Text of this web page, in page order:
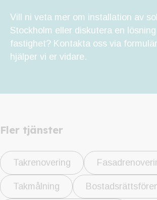
Vill ni veta mer om installation av
Stockholm eller diskutera en
fastighet? Kontakta oss via
hjälper vi er vidare.
Fler tjänster
Takrenovering
Takmålning